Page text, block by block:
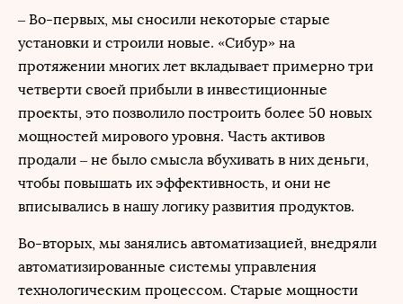
– Во-первых, мы сносили некоторые старые
установки и строили новые. «Сибур» на
протяжении многих лет вкладывает примерно три
четверти своей прибыли в инвестиционные
проекты, это позволило построить более 50 новых
мощностей мирового уровня. Часть активов
продали – не было смысла вбухивать в них деньги,
чтобы повышать их эффективность, и они не
вписывались в нашу логику развития продуктов.
Во-вторых, мы занялись автоматизацией, внедряли
автоматизированные системы управления
технологическим процессом. Старые мощности